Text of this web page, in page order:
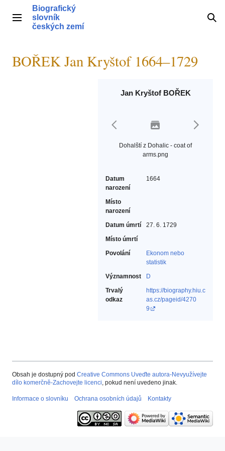
obsahHlavní menu
Biografický
slovník
českých zemí
BOŘEK Jan Kryštof 1664–1729
Jan Kryštof BOŘEK
Dohalští z Dohalic - coat of
arms.png
Datum
narození
1664
Místo
narození
Datum úmrtí
27. 6. 1729
Místo úmrtí
Povolání
Ekonom nebo
statistik‎
Významnost
D
Trvalý
odkaz
https://biography.hiu.c
as.cz/pageid/4270
9
Obsah je dostupný pod Creative Commons Uveďte autora-Nevyužívejte
dílo komerčně-Zachovejte licenci, pokud není uvedeno jinak.
Informace o slovníku Ochrana osobních údajů Kontakty